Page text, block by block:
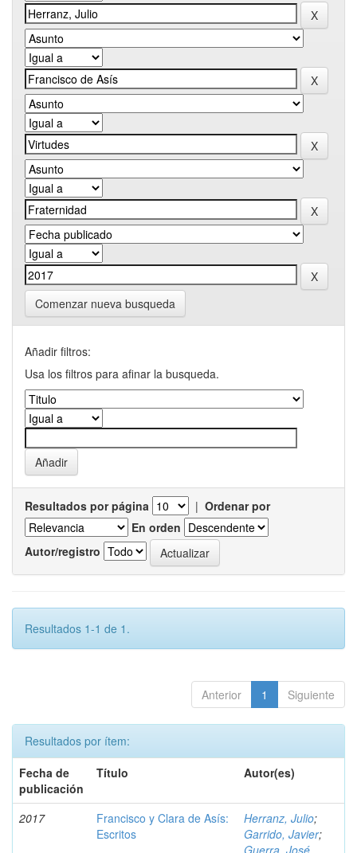
Comenzar nueva busqueda
Añadir filtros:
Usa los filtros para afinar la busqueda.
Resultados por página | Ordenar por
En orden
Autor/registro
Resultados 1-1 de 1.
Anterior 1 Siguiente
Resultados por ítem:
Fecha de
publicación
Título Autor(es)
2017
Francisco y Clara de Asís:
Escritos
Herranz, Julio;
Garrido, Javier;
Guerra, José